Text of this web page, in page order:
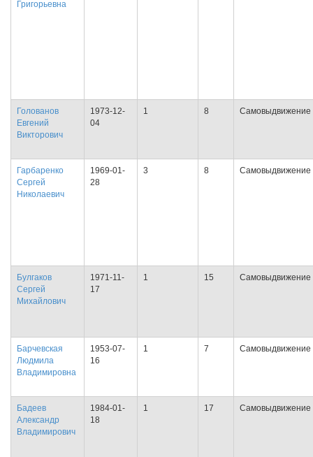
Григорьевна
Голованов
Евгений
Викторович
1973-12-
04
1 8 Самовыдвижение
Гарбаренко
Сергей
Николаевич
1969-01-
28
3 8 Самовыдвижение
Булгаков
Сергей
Михайлович
1971-11-
17
1 15 Самовыдвижение
Барчевская
Людмила
Владимировна
1953-07-
16
1 7 Самовыдвижение
Бадеев
Александр
Владимирович
1984-01-
18
1 17 Самовыдвижение